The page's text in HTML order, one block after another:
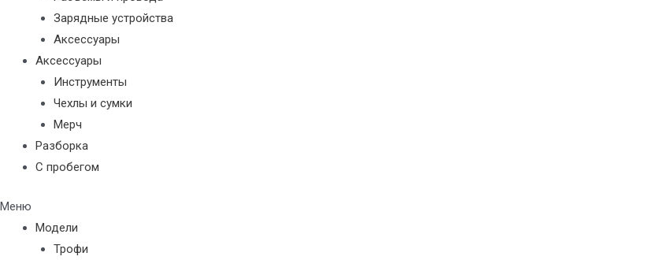
Зарядные устройства
Аксессуары
Аксессуары
Инструменты
Чехлы и сумки
Мерч
Разборка
С пробегом
Меню
Модели
Трофи